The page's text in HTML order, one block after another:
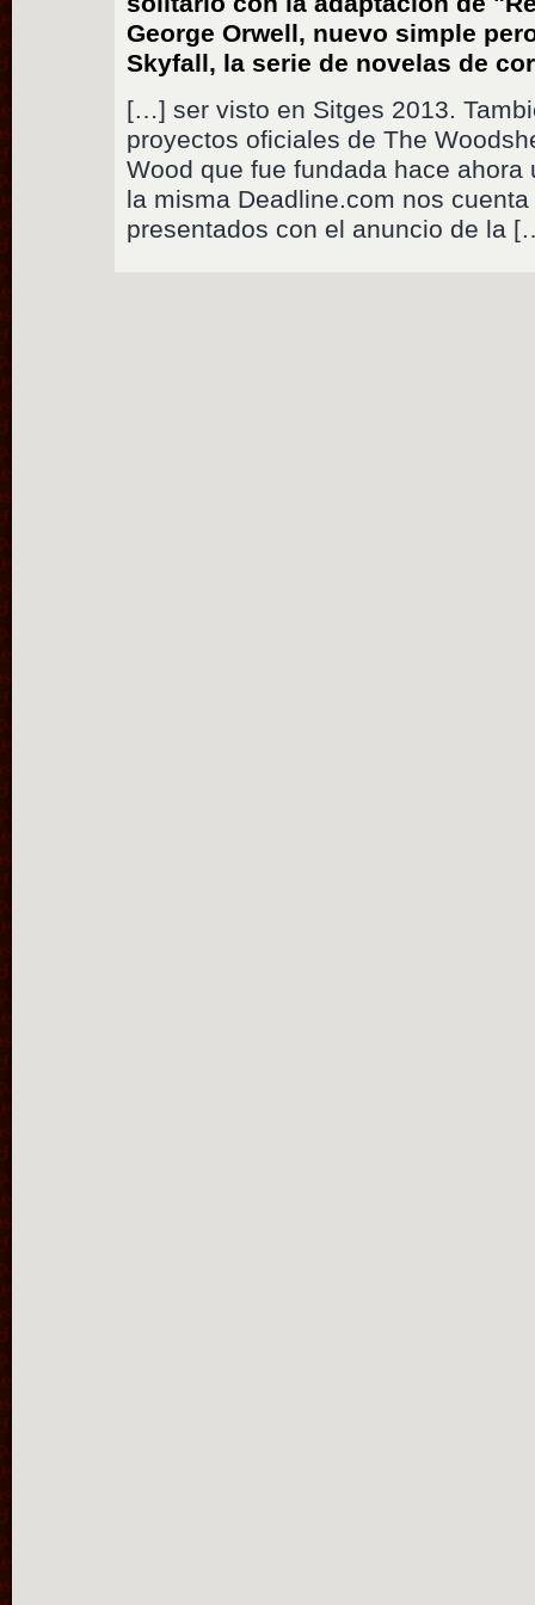
George Orwell, nuevo simple
Skyfall, la serie de novelas de
[…] ser visto en Sitges 2013.
proyectos oficiales de The
Wood que fue fundada hace
la misma Deadline.com nos
presentados con el anuncio de la